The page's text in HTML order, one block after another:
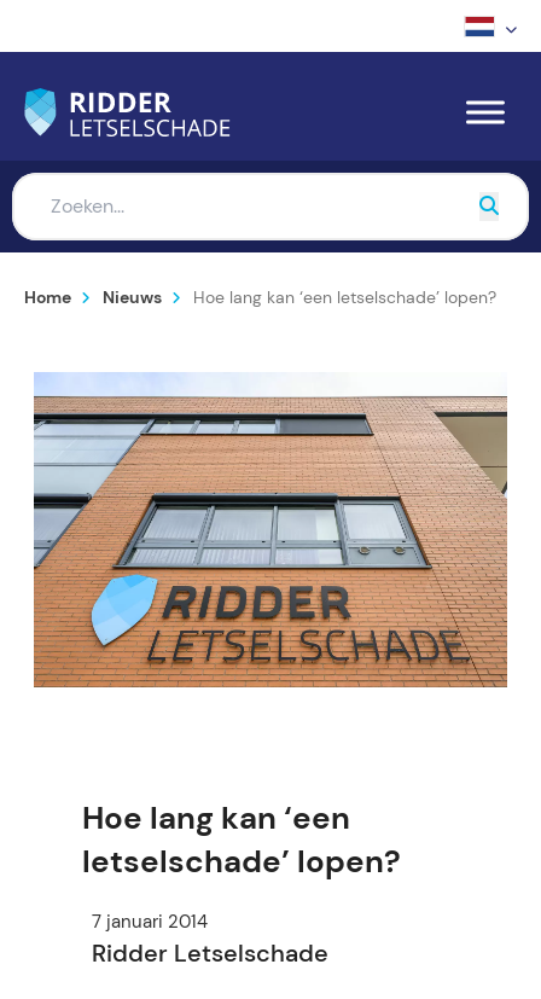
Home Nieuws Hoe lang kan ‘een letselschade’ lopen?
Hoe lang kan ‘een
letselschade’ lopen?
7 januari 2014
Ridder Letselschade